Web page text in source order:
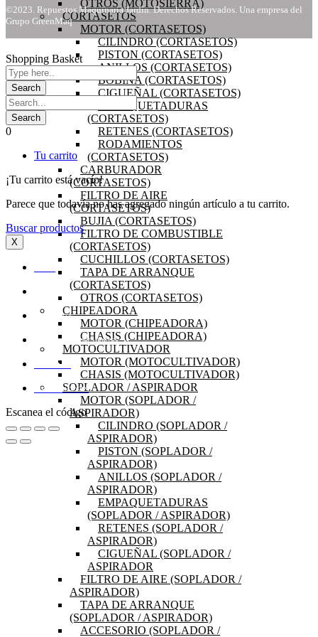
OTROS (MOTOSIERRA)
CORTASETOS
MOTOR (CORTASETOS)
CILINDRO (CORTASETOS)
PISTON (CORTASETOS)
ANILLOS (CORTASETOS)
BOBINA (CORTASETOS)
CIGUEÑAL (CORTASETOS)
EMPAQUETADURAS
(CORTASETOS)
RETENES (CORTASETOS)
RODAMIENTOS
(CORTASETOS)
CARBURADOR
(CORTASETOS)
FILTRO DE AIRE
(CORTASETOS)
BUJIA (CORTASETOS)
FILTRO DE COMBUSTIBLE
(CORTASETOS)
CUCHILLOS (CORTASETOS)
TAPA DE ARRANQUE
(CORTASETOS)
OTROS (CORTASETOS)
CHIPEADORA
MOTOR (CHIPEADORA)
CHASIS (CHIPEADORA)
MOTOCULTIVADOR
MOTOR (MOTOCULTIVADOR)
CHASIS (MOTOCULTIVADOR)
SOPLADOR / ASPIRADOR
MOTOR (SOPLADOR /
ASPIRADOR)
CILINDRO (SOPLADOR /
ASPIRADOR)
PISTON (SOPLADOR /
ASPIRADOR)
ANILLOS (SOPLADOR /
ASPIRADOR)
EMPAQUETADURAS
(SOPLADOR / ASPIRADOR)
RETENES (SOPLADOR /
ASPIRADOR)
CIGUEÑAL (SOPLADOR /
ASPIRADOR
FILTRO DE AIRE (SOPLADOR /
ASPIRADOR)
TAPA DE ARRANQUE
(SOPLADOR / ASPIRADOR)
ACCESORIO (SOPLADOR /
©2023. Repuestos Maquinaria Jardín. Derechos Reservados. Una empresa del
Grupo GreenMaq
Shopping Basket
0
Tu carrito
¡Tu carrito está vacío!
Parece que todavía no has agregado ningún artículo a tu carrito.
Buscar productos
X
PRODUCTOS
PREGUNTAS FRECUENTES
MI CUENTA
DISTRIBUIDORES
Escanea el código